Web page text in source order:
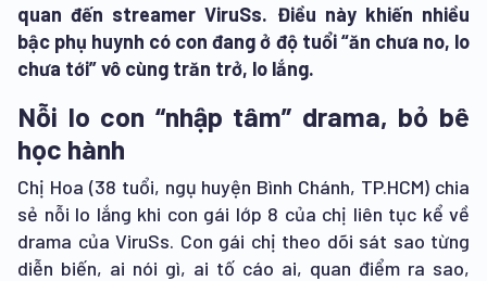
quan đến streamer ViruSs. Điều này khiến nhiều
bậc phụ huynh có con đang ở độ tuổi “ăn chưa no, lo
chưa tới” vô cùng trăn trở, lo lắng.
Nỗi lo con “nhập tâm” drama, bỏ bê
học hành
Chị Hoa (38 tuổi, ngụ huyện Bình Chánh, TP.HCM) chia
sẻ nỗi lo lắng khi con gái lớp 8 của chị liên tục kể về
drama của ViruSs. Con gái chị theo dõi sát sao từng
diễn biến, ai nói gì, ai tố cáo ai, quan điểm ra sao,